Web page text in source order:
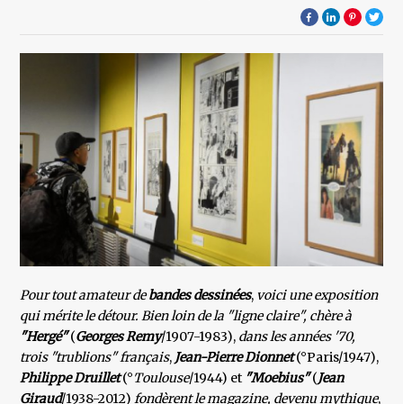
Pour tout amateur debandes dessinées, voici une exposition
qui mérite le détour. Bien loin de la "ligne claire", chère à
"Hergé"(Georges Remy/1907-1983), dans les années '70,
trois "trublions" français, Jean-Pierre Dionnet(°Paris/1947),
Philippe Druillet(°Toulouse/1944) et "Moebius"(Jean
Giraud/1938-2012)fondèrent le magazine, devenu mythique,